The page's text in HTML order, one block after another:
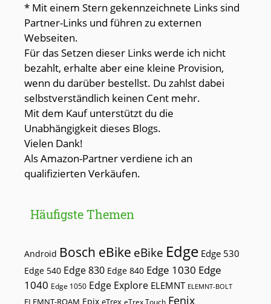
* Mit einem Stern gekennzeichnete Links sind
Partner-Links und führen zu externen
Webseiten.
Für das Setzen dieser Links werde ich nicht
bezahlt, erhalte aber eine kleine Provision,
wenn du darüber bestellst. Du zahlst dabei
selbstverständlich keinen Cent mehr.
Mit dem Kauf unterstützt du die
Unabhängigkeit dieses Blogs.
Vielen Dank!
Als Amazon-Partner verdiene ich an
qualifizierten Verkäufen.
Häufigste Themen
Android Bosch eBike eBike Edge Edge 530
Edge 540 Edge 830 Edge 840 Edge 1030 Edge
1040 Edge 1050 Edge Explore ELEMNT ELEMNT-BOLT
ELEMNT-ROAM Epix eTrex eTrex Touch Fenix